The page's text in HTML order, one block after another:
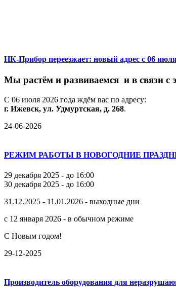
НК-Прибор переезжает: новый адрес с 06 июля
Мы растём и развиваемся и в связи с
С 06 июля 2026 года ждём вас по адресу:
г. Ижевск, ул. Удмуртская, д. 268.
24-06-2026
РЕЖИМ РАБОТЫ В НОВОГОДНИЕ
29 декабря 2025 - до 16:00
30 декабря 2025 - до 16:00
31.12.2025 - 11.01.2026 - выходные дни
с 12 января 2026 - в обычном режиме
С Новым годом!
29-12-2025
Производитель оборудования для